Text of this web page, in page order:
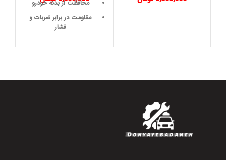
محافظت از بدنه خودرو
مقاومت در برابر ضربات و
فشار
طراحی دقیق و هماهنگ
کاهش نویز